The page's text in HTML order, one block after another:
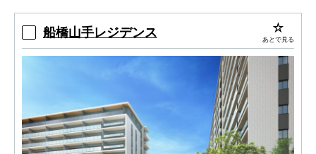
グレードな仕様
船橋山手レジデンス あとで見る